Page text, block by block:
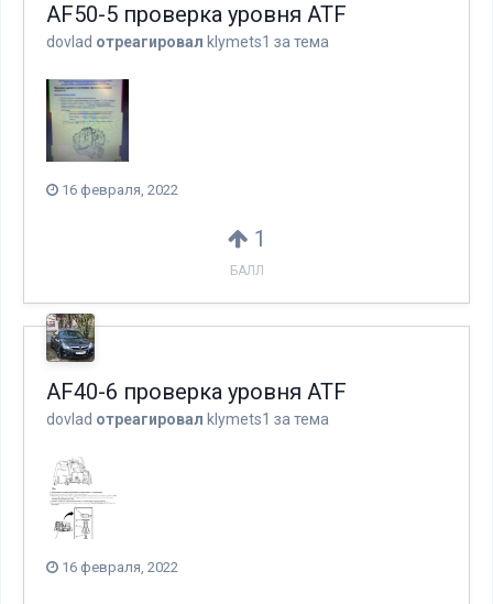
AF50-5 проверка уровня ATF
dovlad отреагировал klymets1 за тема
16 февраля, 2022
1
БАЛЛ
AF40-6 проверка уровня ATF
dovlad отреагировал klymets1 за тема
16 февраля, 2022